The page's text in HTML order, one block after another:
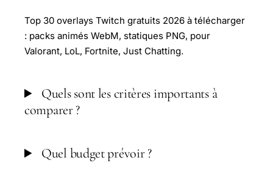
Top 30 overlays Twitch gratuits 2026 à télécharger
: packs animés WebM, statiques PNG, pour
Valorant, LoL, Fortnite, Just Chatting.
Quels sont les critères importants à
comparer ?
Quel budget prévoir ?